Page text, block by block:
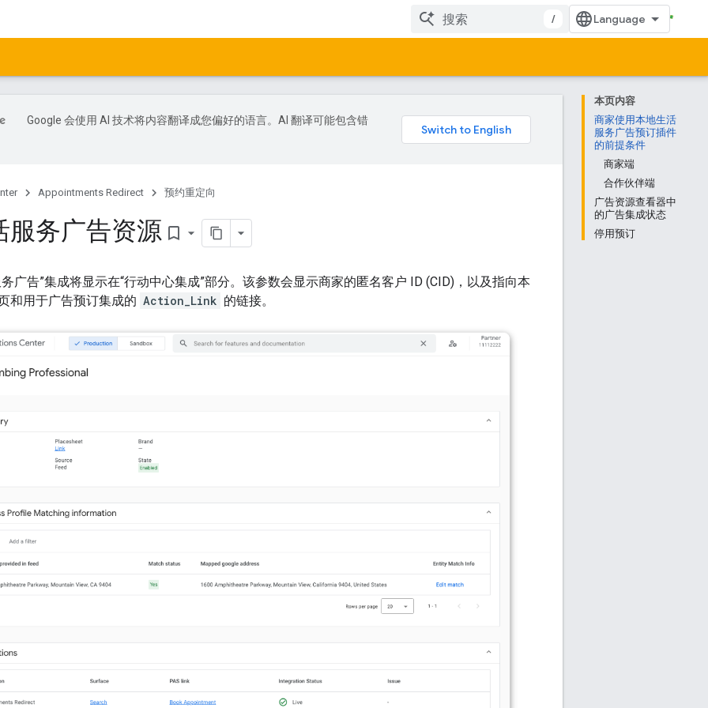
/
本页内容
商家使用本地生活
服务广告预订插件
的前提条件
商家端
合作伙伴端
广告资源查看器中
的广告集成状态
停用预订
Google 会使用 AI 技术将内容翻译成您偏好的语言。AI 翻译可能包含错
Appointments Redirect 预约重定向
服务广告资源 bookmark_border
广告”集成将显示在“行动中心集成”部分。该参数会显示商家的匿名客户 ID (CID)，以及指向本
和用于广告预订集成的 Action_Link 的链接。